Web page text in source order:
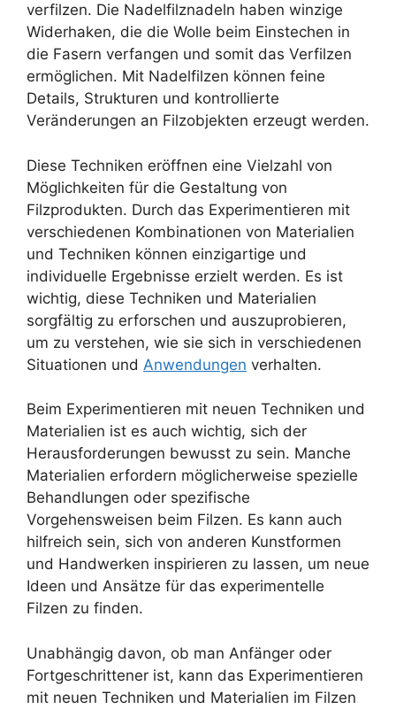
verfilzen. Die Nadelfilznadeln haben winzige
Widerhaken, die die Wolle beim Einstechen in
die Fasern verfangen und somit das Verfilzen
ermöglichen. Mit Nadelfilzen können feine
Details, Strukturen und kontrollierte
Veränderungen an Filzobjekten erzeugt werden.
Diese Techniken eröffnen eine Vielzahl von
Möglichkeiten für die Gestaltung von
Filzprodukten. Durch das Experimentieren mit
verschiedenen Kombinationen von Materialien
und Techniken können einzigartige und
individuelle Ergebnisse erzielt werden. Es ist
wichtig, diese Techniken und Materialien
sorgfältig zu erforschen und auszuprobieren,
um zu verstehen, wie sie sich in verschiedenen
Situationen und Anwendungen verhalten.
Beim Experimentieren mit neuen Techniken und
Materialien ist es auch wichtig, sich der
Herausforderungen bewusst zu sein. Manche
Materialien erfordern möglicherweise spezielle
Behandlungen oder spezifische
Vorgehensweisen beim Filzen. Es kann auch
hilfreich sein, sich von anderen Kunstformen
und Handwerken inspirieren zu lassen, um neue
Ideen und Ansätze für das experimentelle
Filzen zu finden.
Unabhängig davon, ob man Anfänger oder
Fortgeschrittener ist, kann das Experimentieren
mit neuen Techniken und Materialien im Filzen